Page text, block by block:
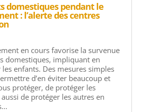
domestiques pendant le
: l’alerte des centres
en cours favorise la survenue
domestiques, impliquant en
enfants. Des mesures simples
d’en éviter beaucoup et
protéger, de protéger les
de protéger les autres en